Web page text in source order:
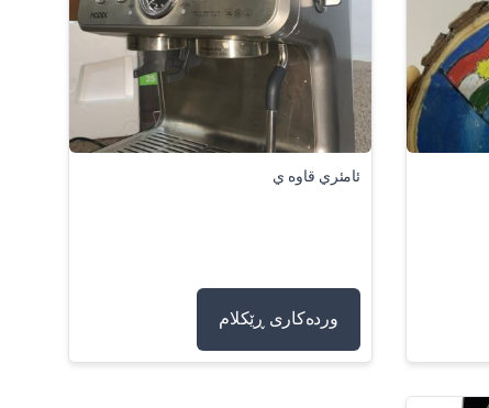
ئامئري قاوه ي
وردەکاری ڕێکلام